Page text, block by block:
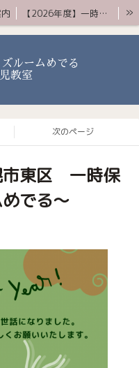
【2026年度】一時保育プレミアムコース
クセス
YouTube
»
ルームめでる
教室
次のページ
東区 一時保
でる〜